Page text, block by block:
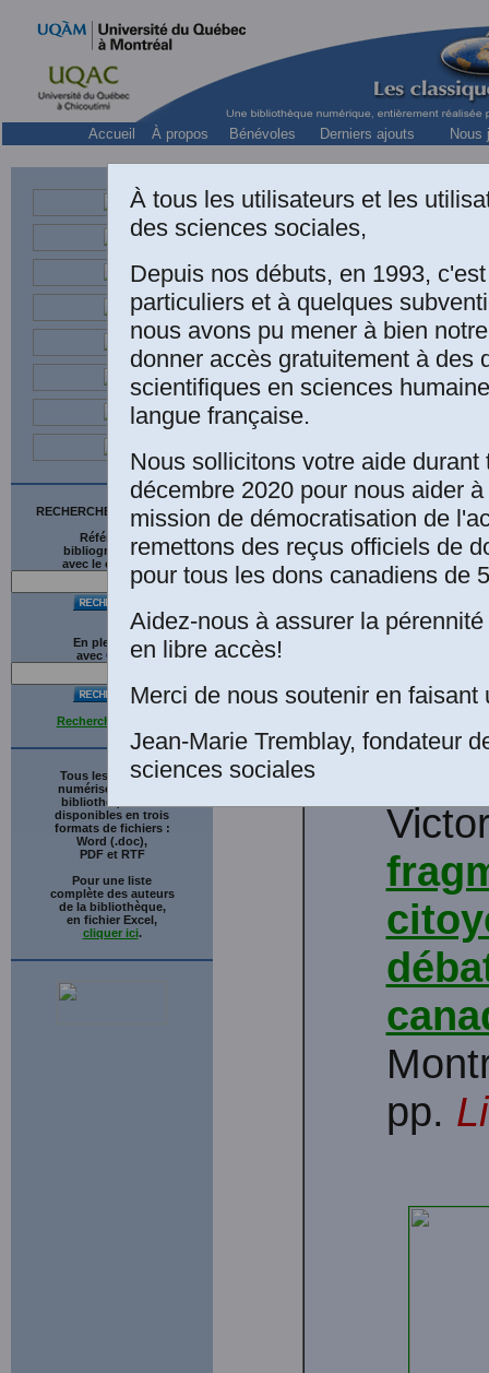
Accueil À propos Bénévoles Derniers ajouts Nous
RECHERCHE SUR LE SITE
Références
bibliographiques
avec le catalogue
En plein texte
avec G gle
Recherche avancée
Tous les ouvrages
numérisés de cette
bibliothèque sont
disponibles en trois
formats de fichiers :
Word (.doc),
PDF et RTF
Pour une liste
complète des auteurs
de la bibliothèque,
en fichier Excel,
cliquer ici.
Le 11 juillet 2004,
Toute ma
pp.
À tous les utilisateurs et les
des sciences sociales,
Depuis nos débuts, en 1993,
particuliers et à quelques
nous avons pu mener à bien
donner accès gratuitement à des
scientifiques en sciences
langue française.
Nous sollicitons votre aide durant
décembre 2020 pour nous aider
mission de démocratisation de
remettons des reçus officiels de
pour tous les dons canadiens de
Aidez-nous à assurer la
en libre accès!
Merci de nous soutenir en faisant
Jean-Marie Tremblay, fondateur
sciences sociales